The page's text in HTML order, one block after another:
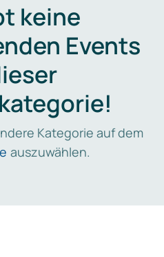
keine
Events
Kategorie auf dem
auszuwählen.